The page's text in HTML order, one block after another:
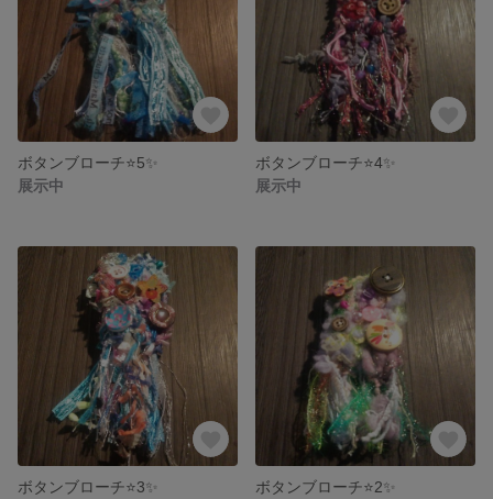
ボタンブローチ⭐5✨
展示中
ボタンブローチ⭐4✨
展示中
ボタンブローチ⭐3✨
ボタンブローチ⭐2✨